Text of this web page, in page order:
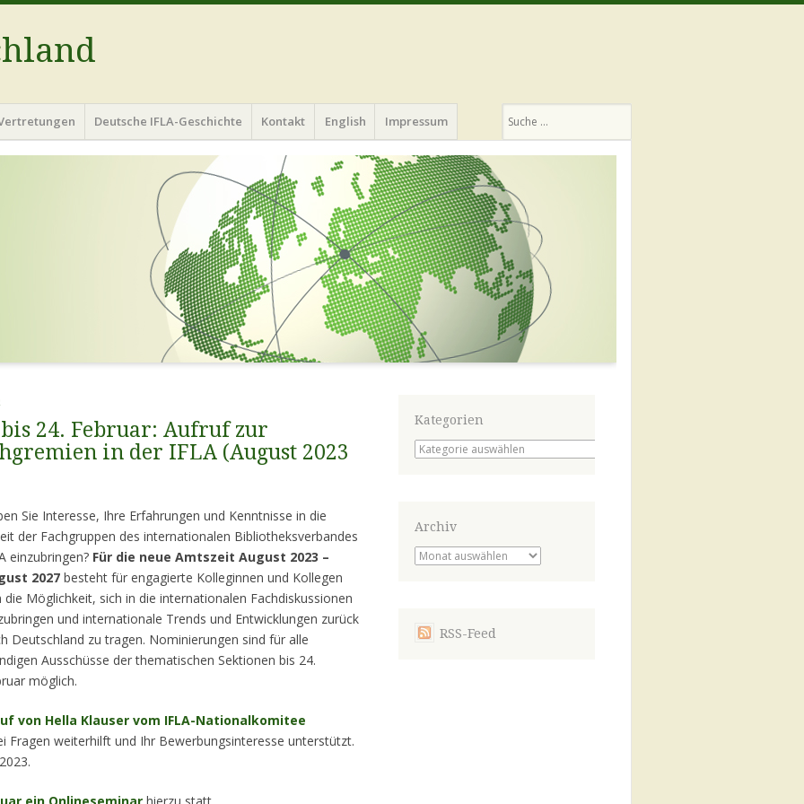
Deutsche IFLA-Geschichte Kontakt English Impressum
24. Februar: Aufruf zur
in der IFLA (August 2023
Sie Interesse, Ihre Erfahrungen und Kenntnisse in die
der Fachgruppen des internationalen Bibliotheksverbandes
einzubringen? Für die neue Amtszeit August 2023 –
2027 besteht für engagierte Kolleginnen und Kollegen
die Möglichkeit, sich in die internationalen Fachdiskussionen
und internationale Trends und Entwicklungen zurück
Deutschland zu tragen. Nominierungen sind für alle
Ausschüsse der thematischen Sektionen bis 24.
möglich.
von Hella Klauser vom IFLA-Nationalkomitee
Fragen weiterhilft und Ihr Bewerbungsinteresse unterstützt.
Kategorien
Kategorien
Archiv
Archiv
RSS-Feed